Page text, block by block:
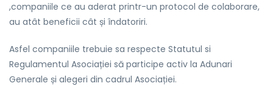
,companiile ce au aderat printr-un protocol de colaborare,
au atât beneficii cât și îndatoriri.
Asfel companiile trebuie sa respecte Statutul si
Regulamentul Asociației să participe activ la Adunari
Generale și alegeri din cadrul Asociației.